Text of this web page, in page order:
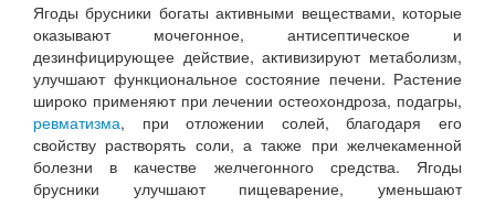
Ягоды брусники богаты активными веществами, которые
оказывают мочегонное, антисептическое и
дезинфицирующее действие, активизируют метаболизм,
улучшают функциональное состояние печени. Растение
широко применяют при лечении остеохондроза, подагры,
ревматизма, при отложении солей, благодаря его
свойству растворять соли, а также при желчекаменной
болезни в качестве желчегонного средства. Ягоды
брусники улучшают пищеварение, уменьшают